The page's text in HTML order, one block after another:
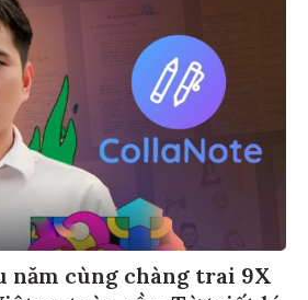
năm cùng chàng trai 9X